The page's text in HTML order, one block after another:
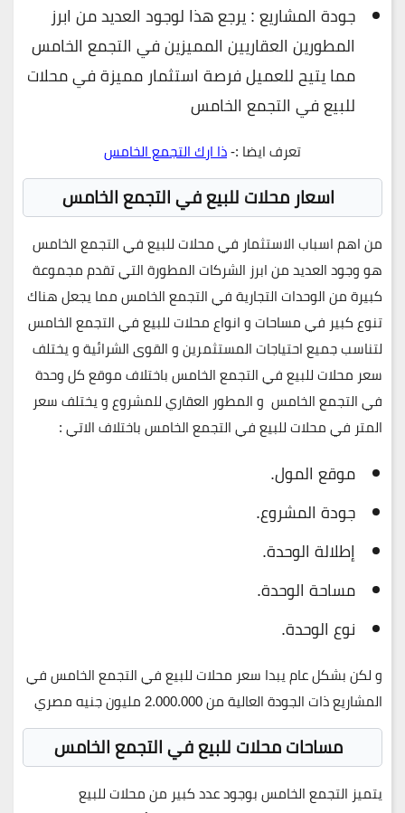
جودة المشاريع : يرجع هذا لوجود العديد من ابرز
المطورين العقاريين المميزين في التجمع الخامس
مما يتيح للعميل فرصة استثمار مميزة في محلات
للبيع في التجمع الخامس
تعرف ايضا :-ذا ارك التجمع الخامس
اسعار محلات للبيع في التجمع الخامس
من اهم اسباب الاستثمار في محلات للبيع في التجمع الخامس
هو وجود العديد من ابرز الشركات المطورة التي تقدم مجموعة
كبيرة من الوحدات التجارية في التجمع الخامس مما يجعل هناك
تنوع كبير في مساحات و انواع محلات للبيع في التجمع الخامس
لتناسب جميع احتياجات المستثمرين و القوى الشرائية و يختلف
سعر محلات للبيع في التجمع الخامس باختلاف موقع كل وحدة
في التجمع الخامس و المطور العقاري للمشروع و يختلف سعر
المتر في محلات للبيع في التجمع الخامس باختلاف الاتي :
موقع المول.
جودة المشروع.
إطلالة الوحدة.
مساحة الوحدة.
نوع الوحدة.
و لكن بشكل عام يبدا سعر محلات للبيع في التجمع الخامس في
المشاريع ذات الجودة العالية من2.000.000مليون جنيه مصري
مساحات محلات للبيع في التجمع الخامس
يتميز التجمع الخامس بوجود عدد كبير من محلات للبيع